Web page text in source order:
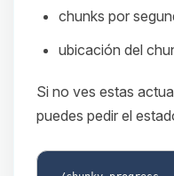
chunks por
ubicación del
Si no ves estas
puedes pedir el